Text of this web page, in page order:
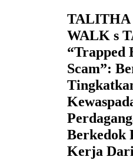
WALK s
“Trapped
Scam”:
Berkedok
Kerja